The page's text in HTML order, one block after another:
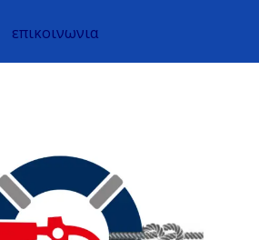
επικοινωνια